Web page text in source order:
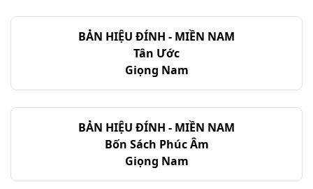
II Sử-ký - Chương 29
II Sử-ký - Chương 30
II Sử-ký - Chương 31
II Sử-ký - Chương 32
II Sử-ký - Chương 33
II Sử-ký - Chương 34
BẢN HIỆU ĐÍNH - MIỀN NAM
Tân Ước
Giọng Nam
BẢN HIỆU ĐÍNH - MIỀN NAM
Bốn Sách Phúc Âm
Giọng Nam